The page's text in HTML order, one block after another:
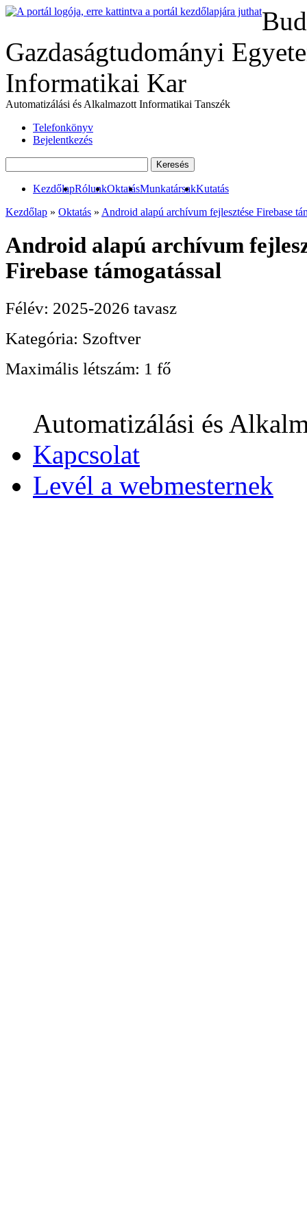
Gazdaságtudományi
Informatikai Kar
Automatizálási és Alkalmazott Informatikai Tanszék
Telefonkönyv
Bejelentkezés
KezdőlapRólunkOktatásMunkatársakKutatás
Kezdőlap » Oktatás » Android alapú archívum fejlesztése Firebase
Android alapú archívum
Firebase támogatással
Félév: 2025-2026 tavasz
Kategória: Szoftver
Maximális létszám: 1 fő
Automatizálási és
Kapcsolat
Levél a webmesternek